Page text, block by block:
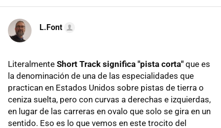
L.Font
Literalmente Short Track significa "pista corta" que es
la denominación de una de las especialidades que
practican en Estados Unidos sobre pistas de tierra o
ceniza suelta, pero con curvas a derechas e izquierdas,
en lugar de las carreras en ovalo que solo se gira en un
sentido. Eso es lo que vemos en este trocito del